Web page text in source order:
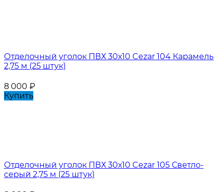
Отделочный уголок ПВХ 30х10 Cezar 104 Карамель
2,75 м (25 штук)
8 000 ₽
Купить
Отделочный уголок ПВХ 30х10 Cezar 105 Светло-
серый 2,75 м (25 штук)